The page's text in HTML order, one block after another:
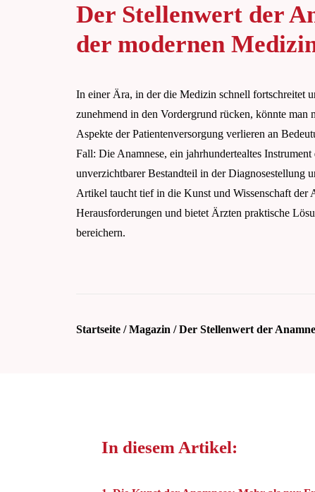
Der Stellenwert der
der modernen
In einer Ära, in der die Medizin schnell fortschreitet
zunehmend in den Vordergrund rücken, könnte man
Aspekte der Patientenversorgung verlieren an
Fall: Die Anamnese, ein jahrhundertealtes
unverzichtbarer Bestandteil in der Diagnosestellung
Artikel taucht tief in die Kunst und Wissenschaft der
Herausforderungen und bietet Ärzten praktische
bereichern.
Startseite /Magazin / Der Stellenwert der
In diesem Artikel: